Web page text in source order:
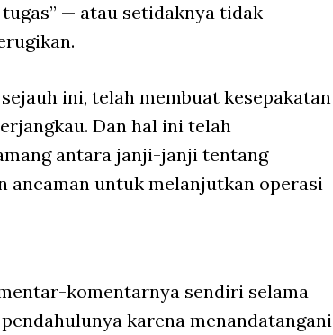
— atau setidaknya tidak
ini, telah membuat kesepakatan
Dan hal ini telah
antara janji-janji tentang
ancaman untuk melanjutkan operasi
komentarnya sendiri selama
karena menandatangani